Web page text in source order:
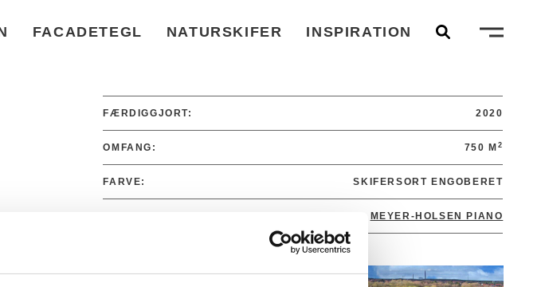
FACADETEGL NATURSKIFER INSPIRATION
FÆRDIGGJORT: 2020
OMFANG: 750 M 2
FARVE: SKIFERSORT ENGOBERET
MEYER-HOLSEN PIANO